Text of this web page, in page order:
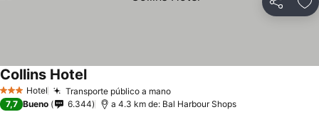
Compartir
3 Estrellas
Hotel Transporte público a mano
Collins Hotel
7,7 Bueno 6.344 a 4.3 km de: Bal Harbour Shops